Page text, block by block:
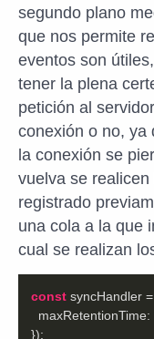
segundo plano
que nos permite
eventos son
tener la plena
petición al
conexión o no, ya
la conexión se
vuelva se
registrado
una cola a la que
cual se realizan
const syncHandler =
maxRetentionTime: